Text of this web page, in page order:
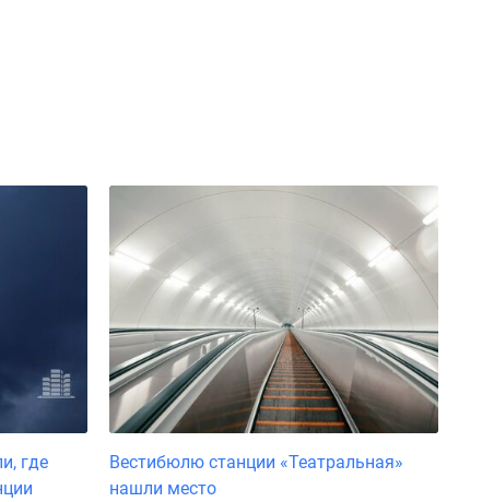
где
Вестибюлю станции «Театральная»
нашли место